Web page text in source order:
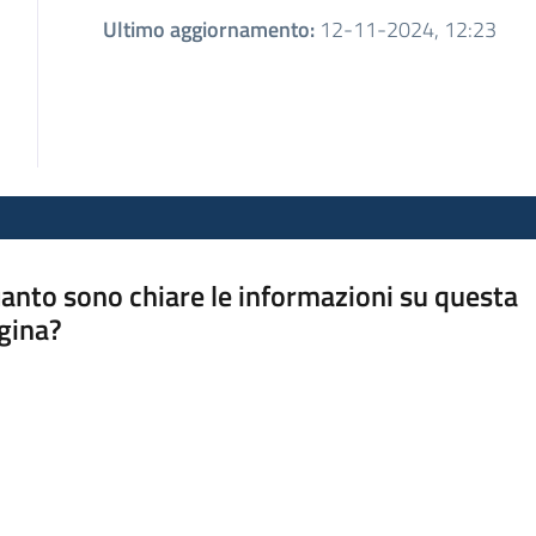
Ultimo aggiornamento: 12-11-2024, 12:23
sono chiare le informazioni su questa